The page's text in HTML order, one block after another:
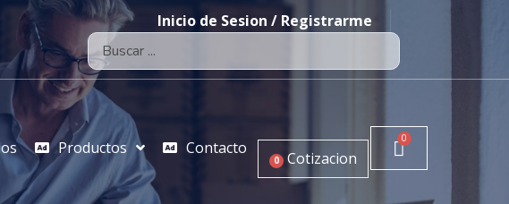
Inicio de Sesion / Registrarme
Productos Contacto
0 Cotizacion